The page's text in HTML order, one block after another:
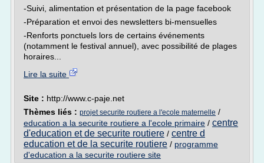
-Suivi, alimentation et présentation de la page facebook
-Préparation et envoi des newsletters bi-mensuelles
-Renforts ponctuels lors de certains événements
(notamment le festival annuel), avec possibilité de plages
horaires...
Lire la suite
Site : http://www.c-paje.net
Thèmes liés : projet securite routiere a l'ecole maternelle /
education a la securite routiere a l'ecole primaire / centre
d'education et de securite routiere / centre d
education et de la securite routiere / programme
d'education a la securite routiere site